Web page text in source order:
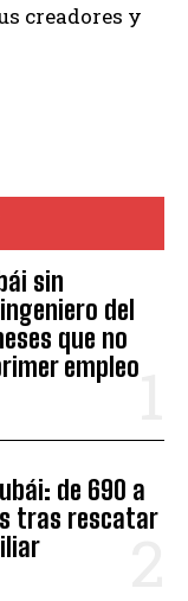
sin
del
que no
empleo
de 690 a
tras rescatar
creadores y